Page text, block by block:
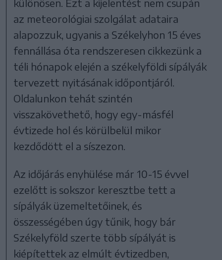
különösen. Ezt a kijelentést nem csupán
az meteorológiai szolgálat adataira
alapozzuk, ugyanis a Székelyhon 15 éves
fennállása óta rendszeresen cikkezünk a
téli hónapok elején a székelyföldi sípályák
tervezett nyitásának időpontjáról.
Oldalunkon tehát szintén
visszakövethető, hogy egy-másfél
évtizede hol és körülbelül mikor
kezdődött el a síszezon.
Az időjárás enyhülése már 10-15 évvel
ezelőtt is sokszor keresztbe tett a
sípályák üzemeltetőinek, és
összességében úgy tűnik, hogy bár
Székelyföld szerte több sípályát is
kiépítettek az elmúlt évtizedben,